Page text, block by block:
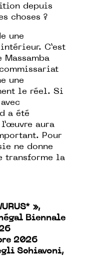
depuis
choses ?
une
C’est
une
le réel. Si
a été
aura
Pour
ne donne
transforme la
»,
Biennale
2026
Schiavoni,